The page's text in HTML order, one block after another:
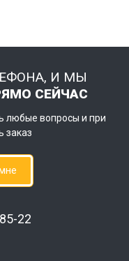
И МЫ
СЕЙЧАС
любые вопросы и при
заказ
22